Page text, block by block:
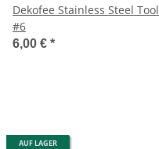
Dekofee Stainless Steel Tool
#6
6,00 € *
AUF LAGER